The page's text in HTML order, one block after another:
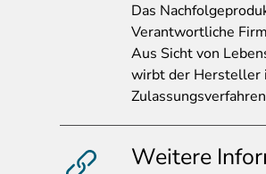
Das
Verantwortliche
Aus Sicht von
wirbt der Hersteller
Weitere